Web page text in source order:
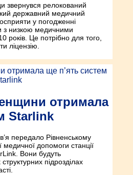
звернувся релокований
державний медичний
у погодженні
з низкою медичними
років. Це потрібно для того,
ліцензію.
отримала
Starlink
передало Рівненському
допомоги станції
Вони будуть
підрозділах